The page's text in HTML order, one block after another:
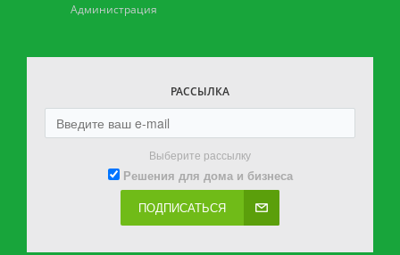
Администрация
РАССЫЛКА
Выберите рассылку
Решения для дома и бизнеса
ПОДПИСАТЬСЯ